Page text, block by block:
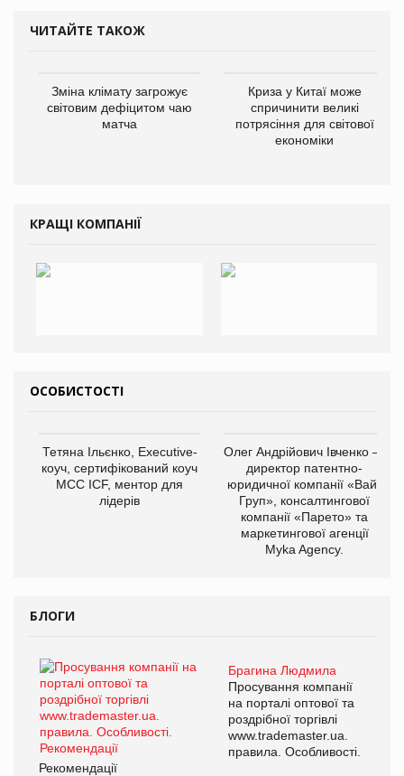
ЧИТАЙТЕ ТАКОЖ
Зміна клімату загрожує
світовим дефіцитом чаю
матча
Криза у Китаї може
спричинити великі
потрясіння для світової
економіки
КРАЩІ КОМПАНІЇ
ОСОБИСТОСТІ
Тетяна Ільєнко, Executive-
коуч, сертифікований коуч
МСС ICF, ментор для
лідерів
Олег Андрійович Івченко —
директор патентно-
юридичної компанії «Вайз
Груп», консалтингової
компанії «Парето» та
маркетингової агенції
Myka Agency.
БЛОГИ
Брагина Людмила
Просування компанії
на порталі оптової та
роздрібної торгівлі
www.trademaster.ua.
правила. Особливості.
Рекомендації